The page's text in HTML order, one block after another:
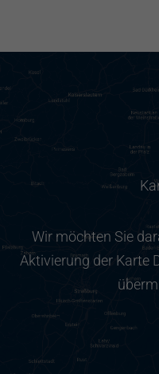
Wir möchten Sie
Aktivierung der Karte